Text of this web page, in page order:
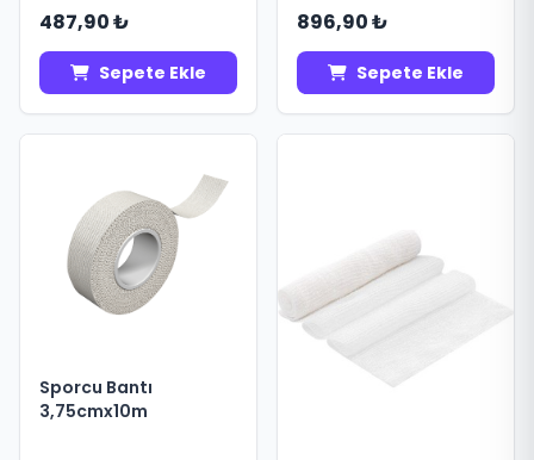
487,90 ₺
Sepete Ekle
896,90 ₺
Sepete Ekle
Sporcu Bantı
3,75cmx10m